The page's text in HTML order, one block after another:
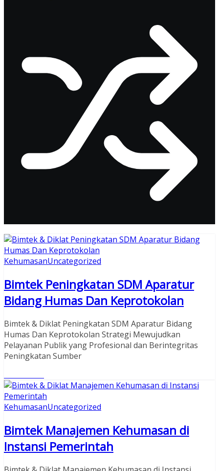
KehumasanUncategorized
Bimtek Peningkatan SDM Aparatur
Bidang Humas Dan Keprotokolan
Bimtek & Diklat Peningkatan SDM Aparatur Bidang
Humas Dan Keprotokolan Strategi Mewujudkan
Pelayanan Publik yang Profesional dan Berintegritas
Peningkatan Sumber
KehumasanUncategorized
Bimtek Manajemen Kehumasan di
Instansi Pemerintah